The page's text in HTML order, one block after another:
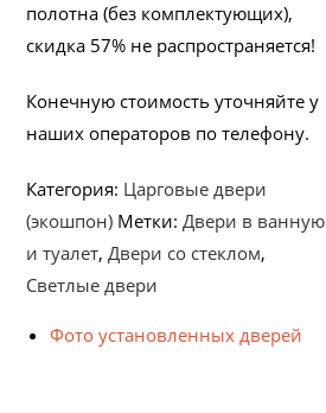
полотна (без комплектующих),
скидка 57% не распространяется!
Конечную стоимость уточняйте у
наших операторов по телефону.
Категория: Царговые двери
(экошпон) Метки:Двери в ванную
и туалет,Двери со стеклом,
Светлые двери
Фото установленных дверей